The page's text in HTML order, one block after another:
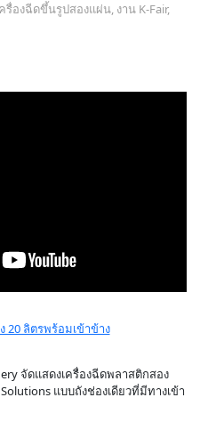
รื่องฉีดขึ้นรูปสองแผ่น, งาน K-Fair,
20 ลิตรพร้อมเข้าข้าง
จัดแสดงเครื่องฉีดพลาสติกสอง
แบบถังช่องเดียวที่มีทางเข้า